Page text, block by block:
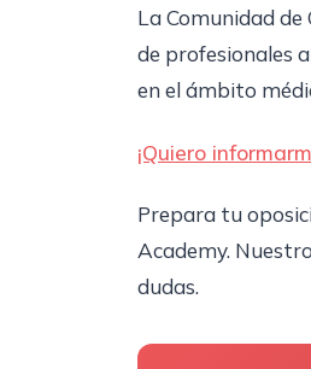
La Comunidad
de profesionales
en el ámbito
¡Quiero
Prepara tu
Academy.
dudas.